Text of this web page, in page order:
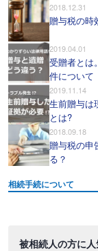
2018.12.31
贈与税の時
2019.04.01
受贈者とは
件について
2019.11.14
生前贈与は
とは?
2018.09.18
贈与税の申
る？
相続手続について
被相続人の方に